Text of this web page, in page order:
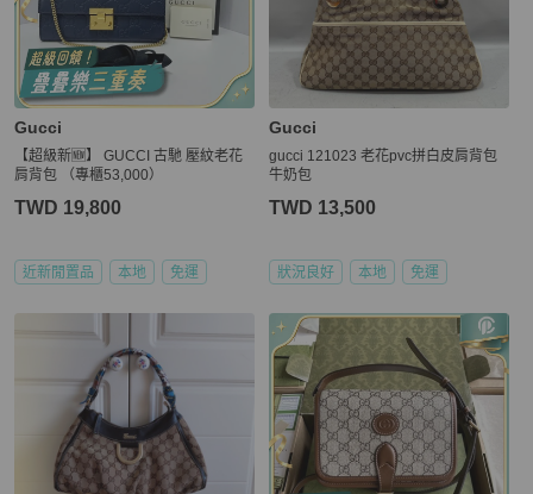
Gucci
【超級新🆕】 GUCCI 古馳 壓紋老花
肩背包 （專櫃53,000）
TWD 19,800
近新閒置品 本地 免運
Gucci
gucci 121023 老花pvc拼白皮肩背包
牛奶包
TWD 13,500
狀況良好 本地 免運